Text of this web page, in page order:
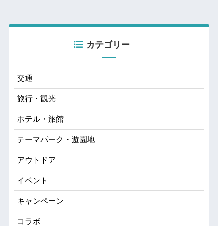
カテゴリー
交通
旅行・観光
ホテル・旅館
テーマパーク・遊園地
アウトドア
イベント
キャンペーン
コラボ